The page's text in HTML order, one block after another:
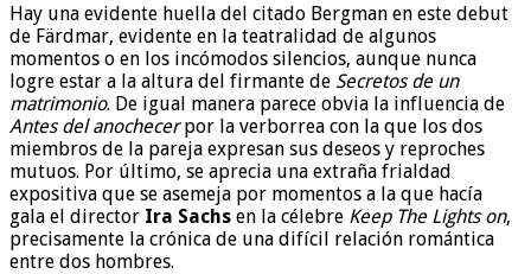
Hay una evidente huella del citado Bergman en este debut
de Färdmar, evidente en la teatralidad de algunos
momentos o en los incómodos silencios, aunque nunca
logre estar a la altura del firmante de Secretos de un
matrimonio. De igual manera parece obvia la influencia de
Antes del anochecerpor la verborrea con la que los dos
miembros de la pareja expresan sus deseos y reproches
mutuos. Por último, se aprecia una extraña frialdad
expositiva que se asemeja por momentos a la que hacía
gala el director Ira Sachs en la célebre Keep The Lights on,
precisamente la crónica de una difícil relación romántica
entre dos hombres.